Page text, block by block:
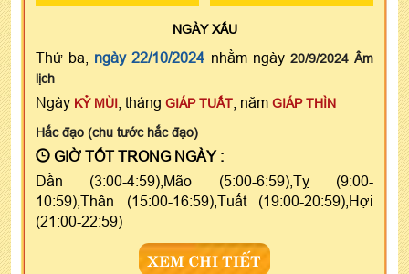
NGÀYXẤU
Thứ ba, ngày 22/10/2024 nhằm ngày 20/9/2024 Âm
lịch
Ngày KỶ MÙI , tháng GIÁP TUẤT , năm GIÁP THÌN
Hắc đạo (chu tước hắc đạo)
GIỜ TỐT TRONG NGÀY :
Dần (3:00-4:59),Mão (5:00-6:59),Tỵ (9:00-
10:59),Thân (15:00-16:59),Tuất (19:00-20:59),Hợi
(21:00-22:59)
XEM CHI TIẾT